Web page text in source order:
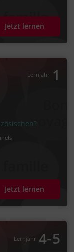
Jetzt lernen
Lernjahr 1
Jetzt lernen
Lernjahr 4‐5